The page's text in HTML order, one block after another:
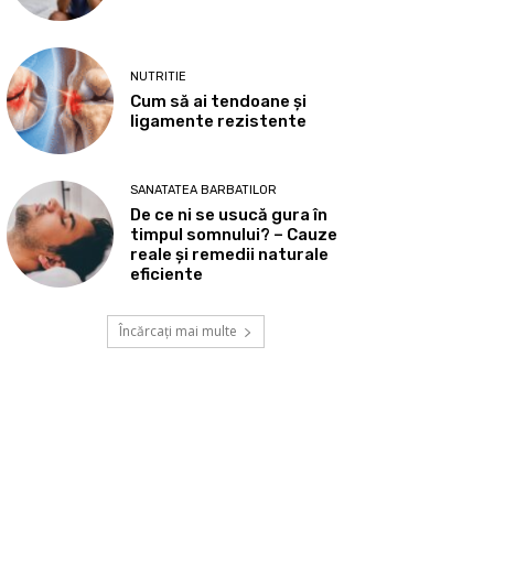
NUTRITIE
Cum să ai tendoane şi
ligamente rezistente
SANATATEA BARBATILOR
De ce ni se usucă gura în
timpul somnului? – Cauze
reale și remedii naturale
eficiente
Încărcați mai multe